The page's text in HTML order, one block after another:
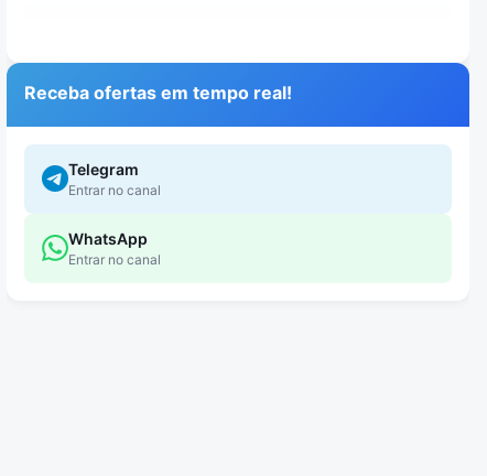
Receba ofertas em tempo real!
Telegram
Entrar no canal
WhatsApp
Entrar no canal